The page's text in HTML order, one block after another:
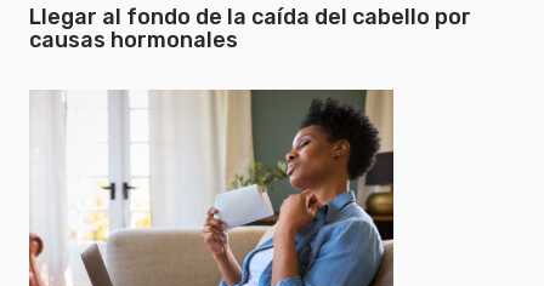
Llegar al fondo de la caída del cabello por
causas hormonales